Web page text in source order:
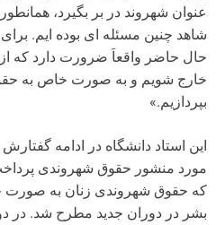
عنوان شهروند در بر بگیرد،
شاهد چنین مسئله ای بوده ایم.
حال حاضر واقعاَ ضرورت دارد که
خارج شویم و به صورت خاص به
بپردازیم.»
این استاد دانشگاه در ادامه
مورد منشور حقوق شهروندی
که حقوق شهروندی زنان به
بشر در دوران جدید مطرح شد. در